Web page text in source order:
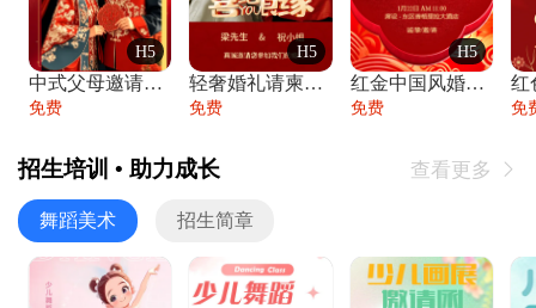
H5
中式父母邀请函婚礼结婚请柬请贴父母邀请方
免费
H5
轻奢婚礼请柬婚礼邀请函结婚照请帖
免费
H5
红金中国风婚礼请柬出阁喜宴嫁女请帖出阁宴
免费 免
招生培训 • 助力成长 查看更多 
舞蹈美术 招生简章